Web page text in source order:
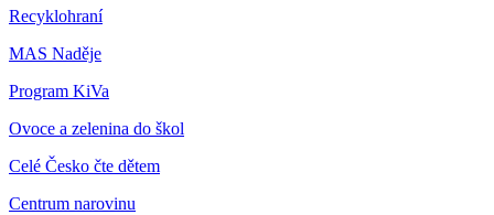
Recyklohraní
MAS Naděje
Program KiVa
Ovoce a zelenina do škol
Celé Česko čte dětem
Centrum narovinu